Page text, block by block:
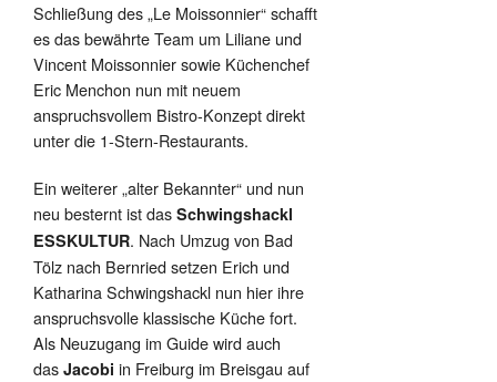
Schließung des „Le Moissonnier“ schafft
es das bewährte Team um Liliane und
Vincent Moissonnier sowie Küchenchef
Eric Menchon nun mit neuem
anspruchsvollem Bistro-Konzept direkt
unter die 1-Stern-Restaurants.
Ein weiterer „alter Bekannter“ und nun
neu besternt ist das Schwingshackl
ESSKULTUR. Nach Umzug von Bad
Tölz nach Bernried setzen Erich und
Katharina Schwingshackl nun hier ihre
anspruchsvolle klassische Küche fort.
Als Neuzugang im Guide wird auch
das Jacobi in Freiburg im Breisgau auf